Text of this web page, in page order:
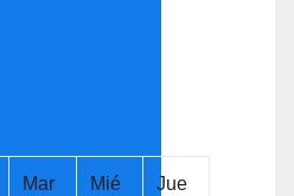
Mar Mié Jue